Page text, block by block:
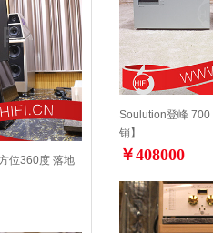
位360度 落地
Soulution登峰 700
销】
￥408000